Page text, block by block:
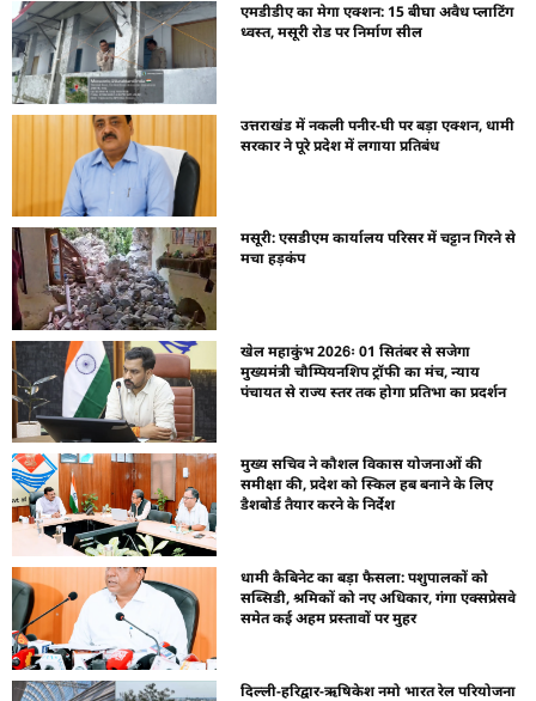
एमडीडीए का मेगा एक्शन: 15 बीघा अवैध प्लाटिंग
ध्वस्त, मसूरी रोड पर निर्माण सील
उत्तराखंड में नकली पनीर-घी पर बड़ा एक्शन, धामी
सरकार ने पूरे प्रदेश में लगाया प्रतिबंध
मसूरी: एसडीएम कार्यालय परिसर में चट्टान गिरने से
मचा हड़कंप
खेल महाकुंभ 2026ः 01 सितंबर से सजेगा
मुख्यमंत्री चौम्पियनशिप ट्रॉफी का मंच, न्याय
पंचायत से राज्य स्तर तक होगा प्रतिभा का प्रदर्शन
मुख्य सचिव ने कौशल विकास योजनाओं की
समीक्षा की, प्रदेश को स्किल हब बनाने के लिए
डैशबोर्ड तैयार करने के निर्देश
धामी कैबिनेट का बड़ा फैसला: पशुपालकों को
सब्सिडी, श्रमिकों को नए अधिकार, गंगा एक्सप्रेसवे
समेत कई अहम प्रस्तावों पर मुहर
दिल्ली-हरिद्वार-ऋषिकेश नमो भारत रेल परियोजना